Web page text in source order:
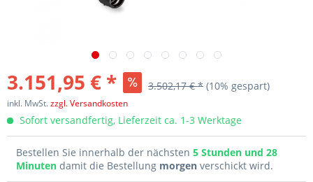
3.151,95 € * 3.502,17 € * (10% gespart)
inkl. MwSt.zzgl. Versandkosten
Sofort versandfertig, Lieferzeit ca. 1-3 Werktage
Bestellen Sie innerhalb der nächsten 5 Stunden und 28
Minuten damit die Bestellung morgen verschickt wird.